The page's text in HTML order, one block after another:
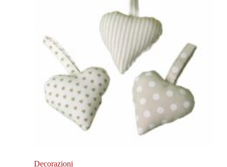
Decorazioni